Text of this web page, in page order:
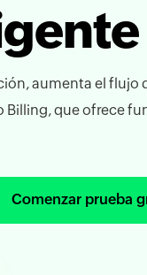
aumenta el flujo
que ofrece
Comenzar prueba